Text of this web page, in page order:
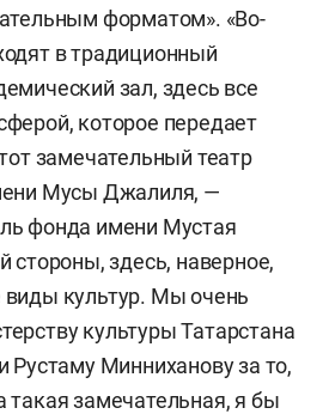
форматом». «Во-
в традиционный
зал, здесь все
которое передает
замечательный театр
Мусы Джалиля, —
фонда имени Мустая
стороны, здесь, наверное,
культур. Мы очень
культуры Татарстана
Рустаму Минниханову за то,
такая замечательная, я бы